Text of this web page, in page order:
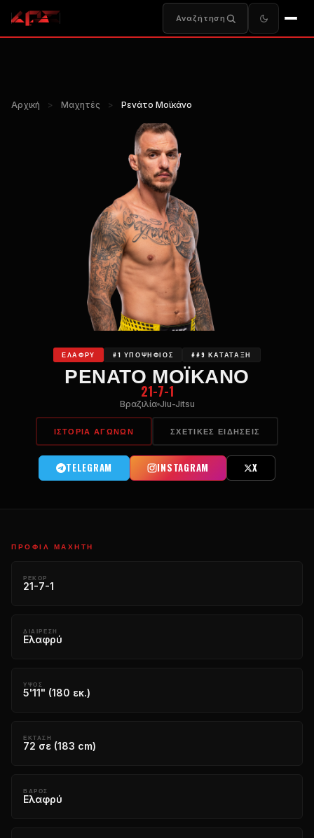
Αναζήτηση
Αρχική > Μαχητές > Ρενάτο Μοϊκάνο
ΕΛΑΦΡΎ #1 ΥΠΟΨΉΦΙΟΣ ##9 ΚΑΤΆΤΑΞΗ
ΡΕΝΆΤΟ ΜΟΪΚΆΝΟ
21-7-1
Βραζιλία Jiu-Jitsu
ΙΣΤΟΡΊΑ ΑΓΏΝΩΝ ΣΧΕΤΙΚΈΣ ΕΙΔΉΣΕΙΣ
TELEGRAM INSTAGRAM X
ΠΡΟΦΊΛ ΜΑΧΗΤΉ
ΡΕΚΌΡ
21-7-1
ΔΙΑΊΡΕΣΗ
Ελαφρύ
ΎΨΟΣ
5'11" (180 εκ.)
ΈΚΤΑΣΗ
72 σε (183 cm)
ΒΆΡΟΣ
Ελαφρύ